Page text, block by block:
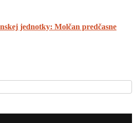
jednotky: Molčan predčasne